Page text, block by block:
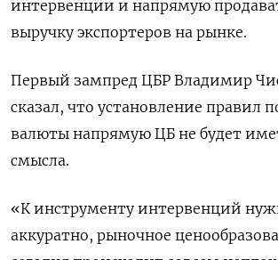
интервенции и напрямую
выручку экспортеров на рынке.
Первый зампред ЦБР Владимир
сказал, что установление правил
валюты напрямую ЦБ не будет
смысла.
«К инструменту интервенций
аккуратно, рыночное